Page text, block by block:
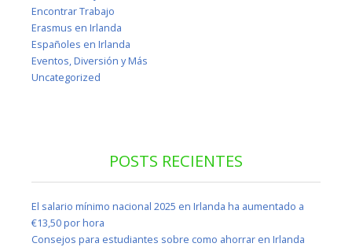
Encontrar Trabajo
Erasmus en Irlanda
Españoles en Irlanda
Eventos, Diversión y Más
Uncategorized
POSTS RECIENTES
El salario mínimo nacional 2025 en Irlanda ha aumentado a
€13,50 por hora
Consejos para estudiantes sobre como ahorrar en Irlanda